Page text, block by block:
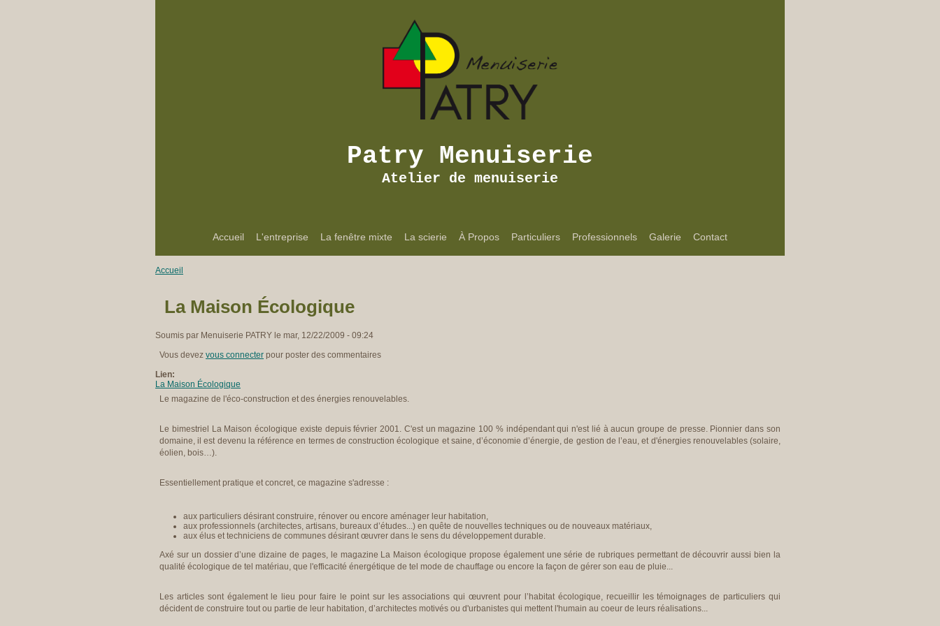
Patry Menuiserie
Atelier de menuiserie
Accueil L'entreprise La fenêtre mixte La scierie À Propos Particuliers Professionnels Galerie Contact
Accueil
La Maison Écologique
Soumis par Menuiserie PATRY le mar, 12/22/2009 - 09:24
Vous devez vous connecter pour poster des commentaires
Lien:
La Maison Écologique
Le magazine de l'éco-construction et des énergies renouvelables.
Le bimestriel La Maison écologique existe depuis février 2001. C'est un magazine 100 % indépendant qui n'est lié à aucun groupe de presse. Pionnier dans son
domaine, il est devenu la référence en termes de construction écologique et saine, d’économie d’énergie, de gestion de l’eau, et d'énergies renouvelables (solaire,
éolien, bois…).
Essentiellement pratique et concret, ce magazine s'adresse :
aux particuliers désirant construire, rénover ou encore aménager leur habitation,
aux professionnels (architectes, artisans, bureaux d’études...) en quête de nouvelles techniques ou de nouveaux matériaux,
aux élus et techniciens de communes désirant œuvrer dans le sens du développement durable.
Axé sur un dossier d’une dizaine de pages, le magazine La Maison écologique propose également une série de rubriques permettant de découvrir aussi bien la
qualité écologique de tel matériau, que l'efficacité énergétique de tel mode de chauffage ou encore la façon de gérer son eau de pluie...
Les articles sont également le lieu pour faire le point sur les associations qui œuvrent pour l’habitat écologique, recueillir les témoignages de particuliers qui
décident de construire tout ou partie de leur habitation, d’architectes motivés ou d'urbanistes qui mettent l'humain au coeur de leurs réalisations...